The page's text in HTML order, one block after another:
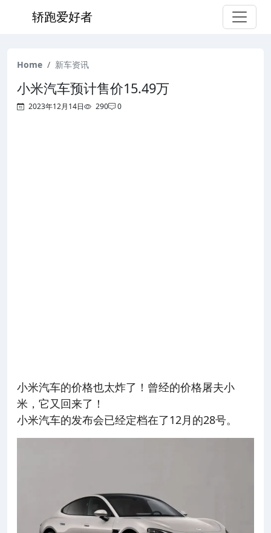
轿跑爱好者
Home 新车资讯
小米汽车预计售价15.49万
2023年12月14日 290 0
小米汽车的价格也太炸了！曾经的价格屠夫小
米，它又回来了！
小米汽车的发布会已经定档在了12月的28号。